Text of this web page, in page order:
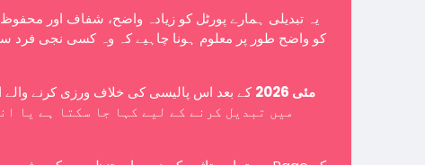
یہ تبدیلی ہمارے پورٹل کو زیادہ واضح، شفاف اور
کو واضح طور پر معلوم ہونا چاہیے کہ وہ کسی نجی فرد
15 مئی 2026
کے بعد اس پالیسی کی خلاف ورزی کرنے والے